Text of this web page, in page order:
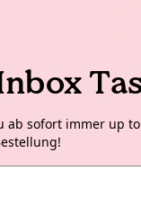
ab sofort immer up